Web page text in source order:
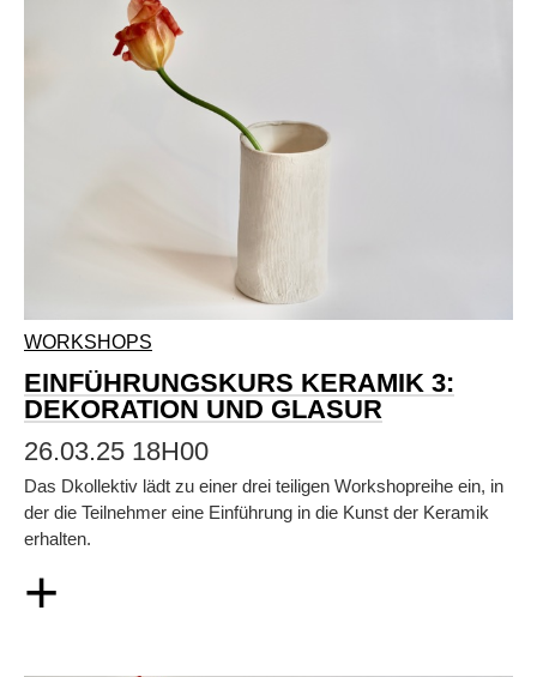
WORKSHOPS
EINFÜHRUNGSKURS KERAMIK 3:
DEKORATION UND GLASUR
26.03.25 18H00
Das Dkollektiv lädt zu einer drei teiligen Workshopreihe ein, in
der die Teilnehmer eine Einführung in die Kunst der Keramik
erhalten.
+